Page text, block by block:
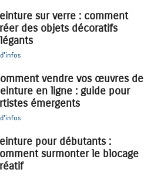
sur verre : comment
des objets décoratifs
vendre vos œuvres de
en ligne : guide pour
émergents
pour débutants :
surmonter le blocage